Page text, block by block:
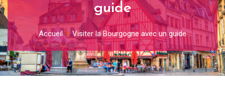
guide
Accueil Visiter la Bourgogne avec un guide